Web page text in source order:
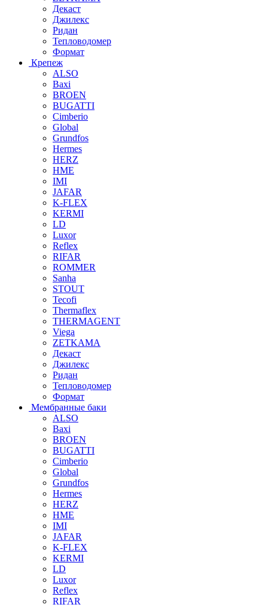
Декаст
Джилекс
Ридан
Тепловодомер
Формат
Крепеж
ALSO
Baxi
BROEN
BUGATTI
Cimberio
Global
Grundfos
Hermes
HERZ
HME
IMI
JAFAR
K-FLEX
KERMI
LD
Luxor
Reflex
RIFAR
ROMMER
Sanha
STOUT
Tecofi
Thermaflex
THERMAGENT
Viega
ZETKAMA
Декаст
Джилекс
Ридан
Тепловодомер
Формат
Мембранные баки
ALSO
Baxi
BROEN
BUGATTI
Cimberio
Global
Grundfos
Hermes
HERZ
HME
IMI
JAFAR
K-FLEX
KERMI
LD
Luxor
Reflex
RIFAR